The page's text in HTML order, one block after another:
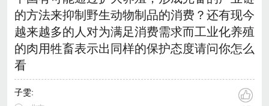
的方法来抑制野生动物制品的消费？还有现今
越来越多的人对为满足消费需求而工业化养殖
的肉用牲畜表示出同样的保护态度请问你怎么
看
子雯: